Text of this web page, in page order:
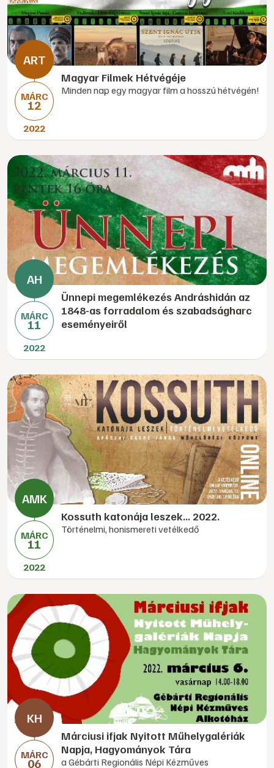
MÁRC
12
2022
Magyar Filmek Hétvégéje
Minden nap egy magyar film a hosszú hétvégén!
MÁRC
11
2022
Ünnepi megemlékezés Andráshidán az
1848-as forradalom és szabadságharc
eseményeiről
MÁRC
11
2022
Kossuth katonája leszek... 2022.
Történelmi, honismereti vetélkedő
MÁRC
06
Márciusi ifjak Nyitott Műhelygalériák
Napja, Hagyományok Tára
a Gébárti Regionális Népi Kézműves